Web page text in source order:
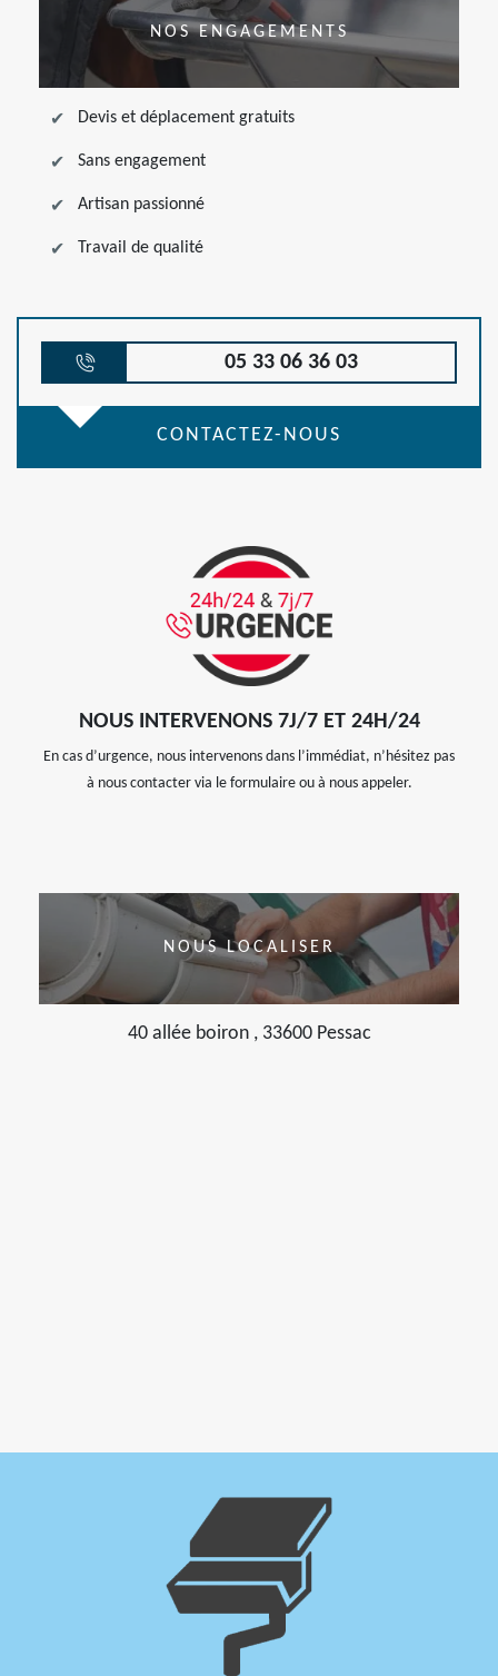
NOS ENGAGEMENTS
Devis et déplacement gratuits
Sans engagement
Artisan passionné
Travail de qualité
05 33 06 36 03
CONTACTEZ-NOUS
NOUS INTERVENONS 7J/7 ET 24H/24
En cas d’urgence, nous intervenons dans l’immédiat, n’hésitez pas
à nous contacter via le formulaire ou à nous appeler.
NOUS LOCALISER
40 allée boiron , 33600 Pessac